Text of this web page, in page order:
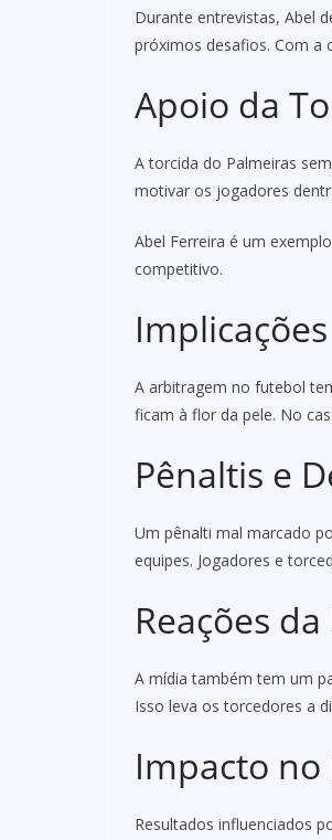
Durante entrevistas, Abel
próximos desafios. Com a
Apoio da
A torcida do Palmeiras
motivar os jogadores
Abel Ferreira é um
competitivo.
A arbitragem no futebol
ficam à flor da pele. No
Pênaltis e
Um pênalti mal marcado
equipes. Jogadores e
Reações
A mídia também tem um
Isso leva os torcedores a
Impacto
Resultados influenciados